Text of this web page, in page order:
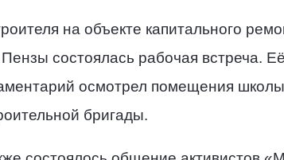
на объекте капитального
состоялась рабочая встреча.
осмотрел помещения
бригады.